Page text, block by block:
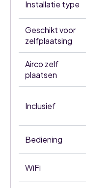
Installatie type
Geschikt voor
zelfplaatsing
Airco zelf
plaatsen
Inclusief
Bediening
WiFi